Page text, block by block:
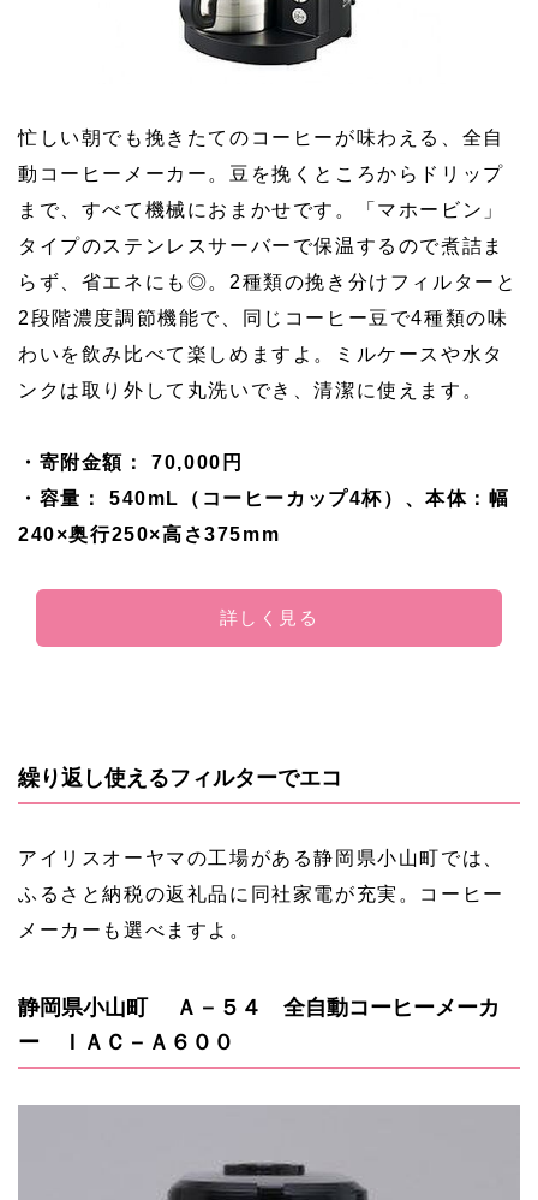
忙しい朝でも挽きたてのコーヒーが味わえる、全自
動コーヒーメーカー。豆を挽くところからドリップ
まで、すべて機械におまかせです。「マホービン」
タイプのステンレスサーバーで保温するので煮詰ま
らず、省エネにも◎。2種類の挽き分けフィルターと
2段階濃度調節機能で、同じコーヒー豆で4種類の味
わいを飲み比べて楽しめますよ。ミルケースや水タ
ンクは取り外して丸洗いでき、清潔に使えます。
・寄附金額： 70,000円
・容量： 540mL（コーヒーカップ4杯）、本体：幅
240×奥行250×高さ375mm
詳しく見る
繰り返し使えるフィルターでエコ
アイリスオーヤマの工場がある静岡県小山町では、
ふるさと納税の返礼品に同社家電が充実。コーヒー
メーカーも選べますよ。
静岡県小山町 Ａ－５４ 全自動コーヒーメーカ
ー ＩＡＣ－Ａ６００